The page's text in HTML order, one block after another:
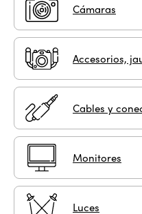
Cámaras
Accesorios,
Cables y
Monitores
Luces